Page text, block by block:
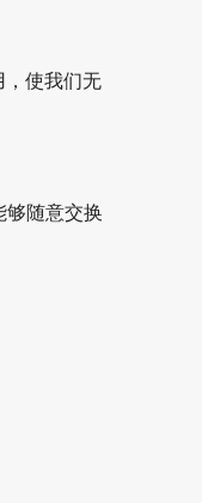
，使我们无
够随意交换